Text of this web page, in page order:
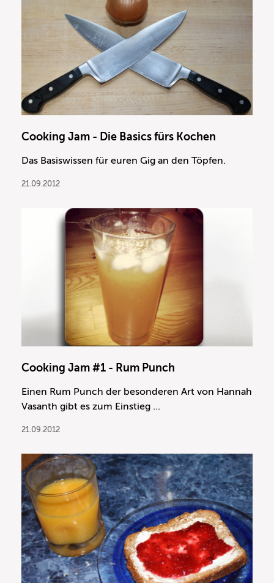
Cooking Jam - Die Basics fürs Kochen
Das Basiswissen für euren Gig an den Töpfen.
21.09.2012
Cooking Jam #1 - Rum Punch
Einen Rum Punch der besonderen Art von Hannah
Vasanth gibt es zum Einstieg ...
21.09.2012